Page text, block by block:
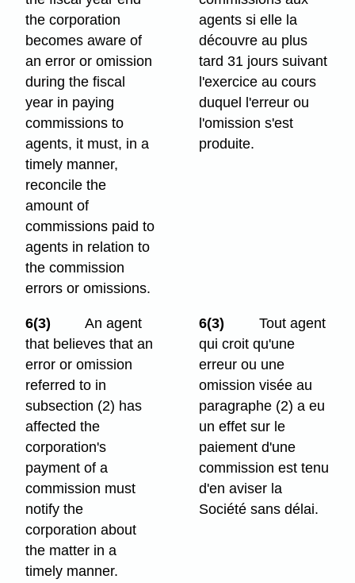
the corporation
becomes aware of
an error or omission
during the fiscal
year in paying
commissions to
agents, it must, in a
timely manner,
reconcile the
amount of
commissions paid to
agents in relation to
the commission
errors or omissions.
agents si elle la
découvre au plus
tard 31 jours suivant
l'exercice au cours
duquel l'erreur ou
l'omission s'est
produite.
6(3)
An agent
that believes that an
error or omission
referred to in
subsection (2) has
affected the
corporation's
payment of a
commission must
notify the
corporation about
the matter in a
timely manner.
6(3)
Tout agent
qui croit qu'une
erreur ou une
omission visée au
paragraphe (2) a eu
un effet sur le
paiement d'une
commission est tenu
d'en aviser la
Société sans délai.